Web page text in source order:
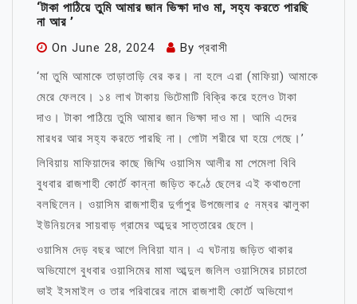
‘টাকা পাঠিয়ে তুমি আমার জান ভিক্ষা দাও মা, সহ্য করতে পারছি
না আর ’
On June 28, 2024 By প্রবাসী
‘মা তুমি আমাকে তাড়াতাড়ি বের কর। না হলে এরা (মাফিয়া) আমাকে
মেরে ফেলবে। ১৪ লাখ টাকায় ভিটেমাটি বিক্রি করে হলেও টাকা
দাও। টাকা পাঠিয়ে তুমি আমার জান ভিক্ষা দাও মা। আমি এদের
মারধর আর সহ্য করতে পারছি না। গোটা শরীরে ঘা হয়ে গেছে।’
লিবিয়ায় মাফিয়াদের কাছে জিম্মি ওয়াসিম আলীর মা পেমেলা বিবি
বুধবার রাজশাহী কোর্টে কান্না জড়িত কণ্ঠে ছেলের এই কথাগুলো
বলছিলেন। ওয়াসিম রাজশাহীর দুর্গাপুর উপজেলার ৫ নম্বর ঝালুকা
ইউনিয়নের সায়বাড় গ্রামের আব্দুর সাত্তারের ছেলে।
ওয়াসিম দেড় বছর আগে লিবিয়া যান। এ ঘটনায় জড়িত থাকার
অভিযোগে বুধবার ওয়াসিমের মামা আব্দুল জলিল ওয়াসিমের চাচাতো
ভাই ইসমাইল ও তার পরিবারের নামে রাজশাহী কোর্টে অভিযোগ